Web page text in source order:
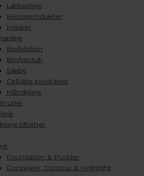
Læbepleje
Renseprodukter
Masker
Bodylotion
Bodyscrub
Sæbe
Cellulite produkter
Håndpleje
tilbehør
Foundation & Pudder
Concealer, Contour & Highlight